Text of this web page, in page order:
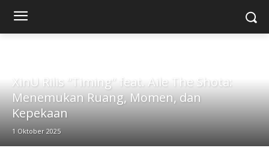
XinU Rilis “Timing” feat. Aile The Shota:
Menemukan Ruang, Momen, dan
Kepekaan
1 Oktober 2025